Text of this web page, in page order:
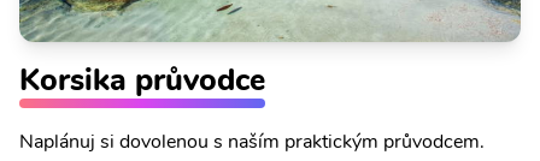
Korsika průvodce
Naplánuj si dovolenou s naším praktickým průvodcem.